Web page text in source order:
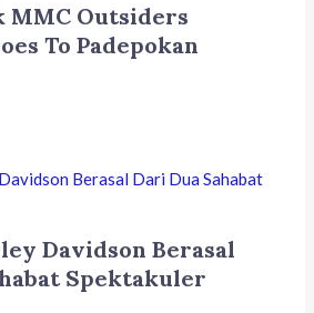
MMC Outsiders
To Padepokan
Davidson Berasal
Spektakuler